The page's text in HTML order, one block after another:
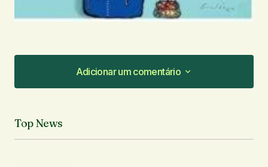
Adicionar um comentário
Adicionar um comentário
O seu endereço de e-mail não será publicado.
Top News